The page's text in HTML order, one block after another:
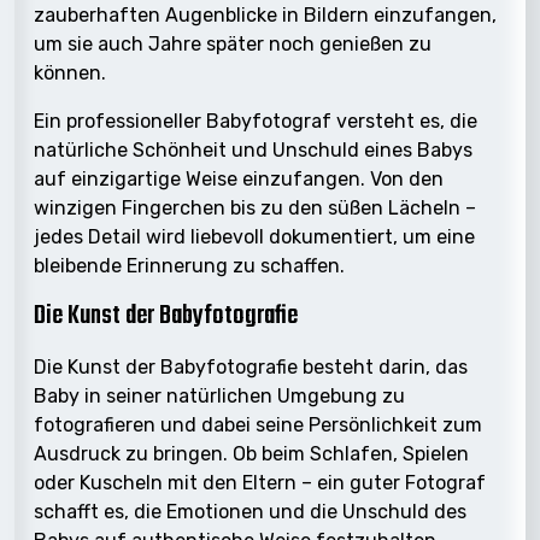
zauberhaften Augenblicke in Bildern einzufangen,
um sie auch Jahre später noch genießen zu
können.
Ein professioneller Babyfotograf versteht es, die
natürliche Schönheit und Unschuld eines Babys
auf einzigartige Weise einzufangen. Von den
winzigen Fingerchen bis zu den süßen Lächeln –
jedes Detail wird liebevoll dokumentiert, um eine
bleibende Erinnerung zu schaffen.
Die Kunst der Babyfotografie
Die Kunst der Babyfotografie besteht darin, das
Baby in seiner natürlichen Umgebung zu
fotografieren und dabei seine Persönlichkeit zum
Ausdruck zu bringen. Ob beim Schlafen, Spielen
oder Kuscheln mit den Eltern – ein guter Fotograf
schafft es, die Emotionen und die Unschuld des